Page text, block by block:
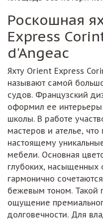
Роскошная
Express
d'Angeac
Яхту Orient Express
называют самой
судов. Французский
оформил ее
школы. В работе
мастеров и ателье,
настоящему
мебели. Основная
глубоких, насыщенных
гармонично
бежевым тоном. Такой
ощущение
долговечности. Для